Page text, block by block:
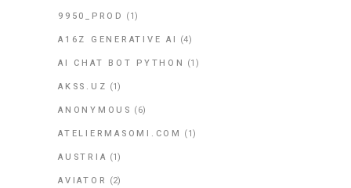
9950_PROD (1)
A16Z GENERATIVE AI (4)
AI CHAT BOT PYTHON (1)
AKSS.UZ (1)
ANONYMOUS (6)
ATELIERMASOMI.COM (1)
AUSTRIA (1)
AVIATOR (2)